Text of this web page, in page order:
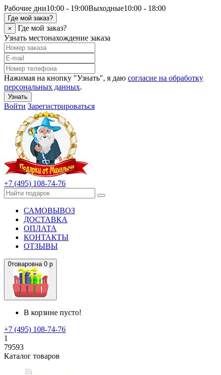
Рабочие дни10:00 - 19:00Выходные10:00 - 18:00
Где мой заказ?
×
Где мой заказ?
Узнать местонахождение заказа
Нажимая на кнопку "Узнать", я даю согласие на обработку
персональных данных.
Узнать
Войти Зарегистрироваться
+7 (495) 108-74-76
САМОВЫВОЗ
ДОСТАВКА
ОПЛАТА
КОНТАКТЫ
ОТЗЫВЫ
0товаровна 0 р
В корзине пусто!
+7 (495) 108-74-76
1
79593
Каталог товаров